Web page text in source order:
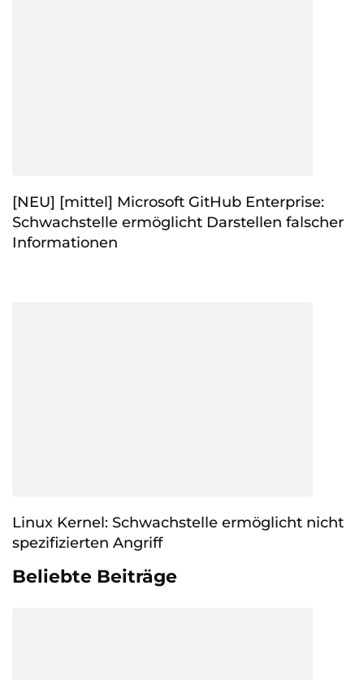
[NEU] [mittel] Microsoft GitHub Enterprise:
Schwachstelle ermöglicht Darstellen falscher
Informationen
Linux Kernel: Schwachstelle ermöglicht nicht
spezifizierten Angriff
Beliebte Beiträge